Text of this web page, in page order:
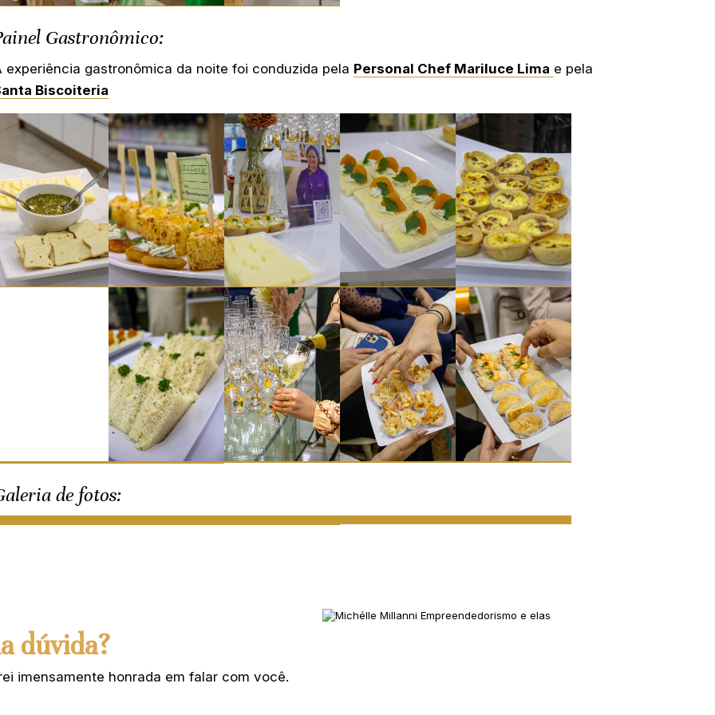
Gastronômico:
experiência gastronômica da noite foi conduzida pela Personal Chef Mariluce Lima e pela
Biscoiteria
de fotos:
dúvida?
imensamente honrada em falar com você.